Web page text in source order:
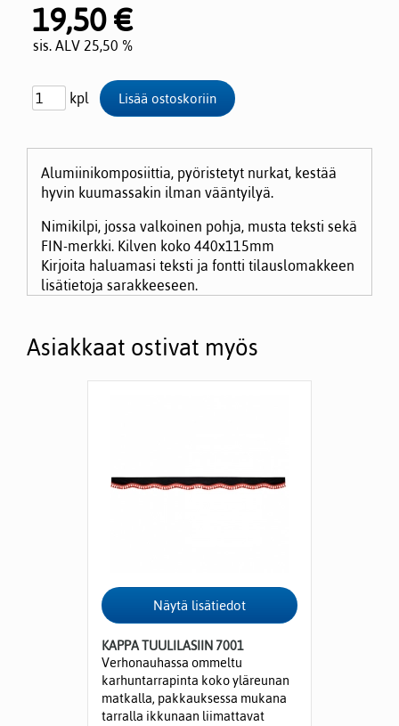
19,50 €
sis. ALV 25,50 %
kpl
Alumiinikomposiittia, pyöristetyt nurkat, kestää
hyvin kuumassakin ilman vääntyilyä.
Nimikilpi, jossa valkoinen pohja, musta teksti sekä
FIN-merkki. Kilven koko 440x115mm
Kirjoita haluamasi teksti ja fontti tilauslomakkeen
lisätietoja sarakkeeseen.
Asiakkaat ostivat myös
KAPPA TUULILASIIN 7001
Verhonauhassa ommeltu
karhuntarrapinta koko yläreunan
matkalla, pakkauksessa mukana
tarralla ikkunaan liimattavat